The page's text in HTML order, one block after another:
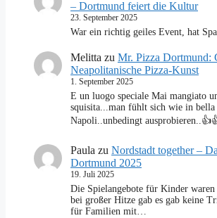
– Dortmund feiert die Kultur
23. September 2025
War ein richtig geiles Event, hat
Melitta zu Mr. Pizza Dortmund:
Neapolitanische Pizza-Kunst
1. September 2025
E un luogo speciale Mai mangiato
squisita...man fühlt sich wie in bella
Napoli..unbedingt
Paula zu Nordstadt together –
Dortmund 2025
19. Juli 2025
Die Spielangebote für Kinder waren
bei großer Hitze gab es gab keine
für Familien mit…